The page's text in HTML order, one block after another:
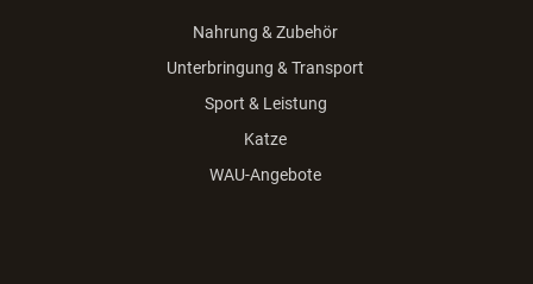
Nahrung & Zubehör
Unterbringung & Transport
Sport & Leistung
Katze
WAU-Angebote